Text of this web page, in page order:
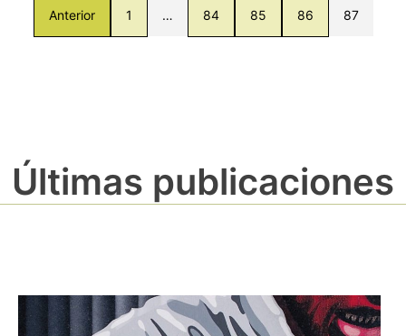
Anterior 1 … 84 85 86 87
Últimas publicaciones